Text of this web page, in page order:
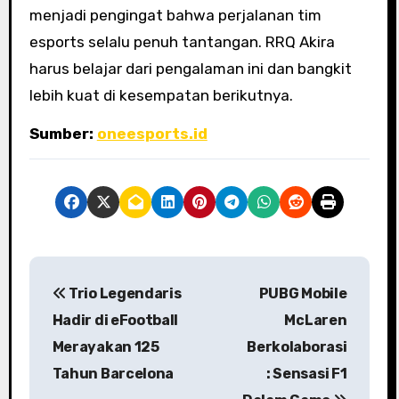
menjadi pengingat bahwa perjalanan tim
esports selalu penuh tantangan. RRQ Akira
harus belajar dari pengalaman ini dan bangkit
lebih kuat di kesempatan berikutnya.
Sumber: oneesports.id
Trio Legendaris
Hadir di eFootball
Merayakan 125
Tahun Barcelona
PUBG Mobile
McLaren
Berkolaborasi
: Sensasi F1